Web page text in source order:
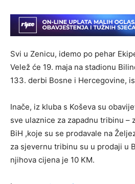
Svi u Zenicu, idemo po pehar
Velež će 19. maja na stadionu
133. derbi Bosne i Hercegovine,
Inače, iz kluba s Koševa su
sve ulaznice za zapadnu tribinu –
BiH ,koje su se prodavale na
za sjevernu tribinu su u prodaji u
njihova cijena je 10 KM.